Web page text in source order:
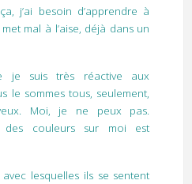
j’ai besoin d’apprendre à
mal à l’aise, déjà dans un
je suis très réactive aux
le sommes tous, seulement,
Moi, je ne peux pas.
des couleurs sur moi est
lesquelles ils se sentent